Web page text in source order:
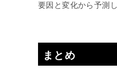
要因と変化から予測
まとめ